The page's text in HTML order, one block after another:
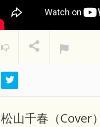
山千春（Cover